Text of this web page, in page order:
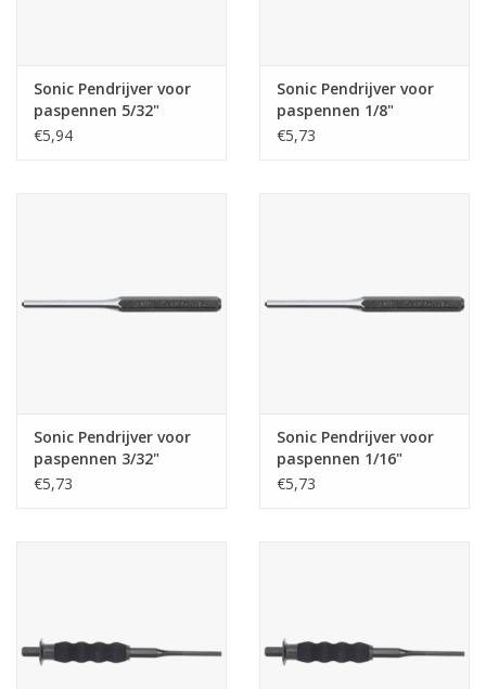
Sonic Pendrijver voor
paspennen 5/32"
€5,94
Sonic Pendrijver voor
paspennen 1/8"
€5,73
Sonic Pendrijver voor
paspennen 3/32"
€5,73
Sonic Pendrijver voor
paspennen 1/16"
€5,73